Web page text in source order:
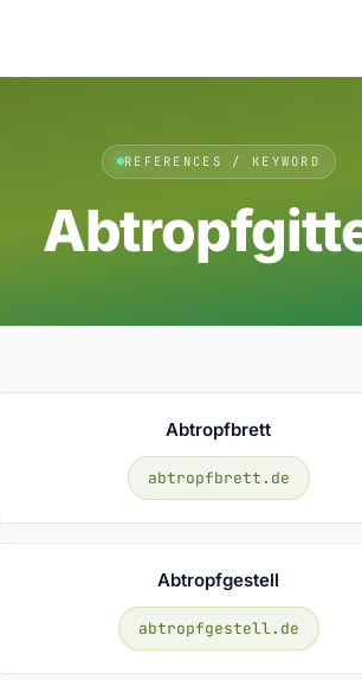
REFERENCES / KEYWORD
Abtropfbrett
abtropfbrett.de
Abtropfgestell
abtropfgestell.de